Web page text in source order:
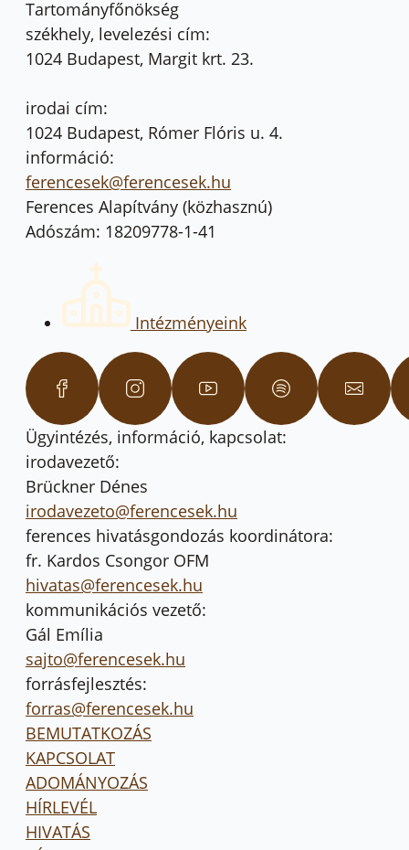
Tartományfőnökség
székhely, levelezési cím:
1024 Budapest, Margit krt. 23.
irodai cím:
1024 Budapest, Rómer Flóris u. 4.
információ:
ferencesek@ferencesek.hu
Ferences Alapítvány (közhasznú)
Adószám: 18209778-1-41
Intézményeink
Ügyintézés, információ, kapcsolat:
irodavezető:
Brückner Dénes
irodavezeto@ferencesek.hu
ferences hivatásgondozás koordinátora:
fr. Kardos Csongor OFM
hivatas@ferencesek.hu
kommunikációs vezető:
Gál Emília
sajto@ferencesek.hu
forrásfejlesztés:
forras@ferencesek.hu
BEMUTATKOZÁS
KAPCSOLAT
ADOMÁNYOZÁS
HÍRLEVÉL
HIVATÁS